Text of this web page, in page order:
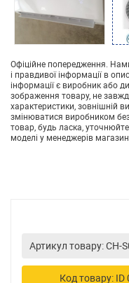
Офіційне попередження.
і правдивої інформації в
інформації є виробник або
зображення товару, не
характеристики, зовнішній
змінюватися виробником
товар, будь ласка,
моделі у менеджерів
Артикул товару: CH-
Код товару: ID